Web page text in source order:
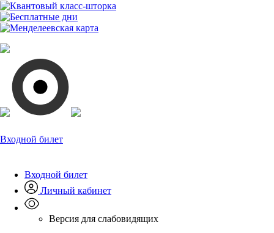
Входной билет
Входной билет
Личный кабинет
Версия для слабовидящих